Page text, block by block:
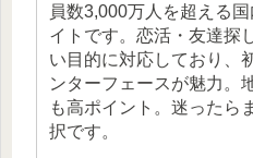
員数3,000万人を超える
イトです。恋活・友達探
い目的に対応しており、
ンターフェースが魅力。
も高ポイント。迷ったら
択です。